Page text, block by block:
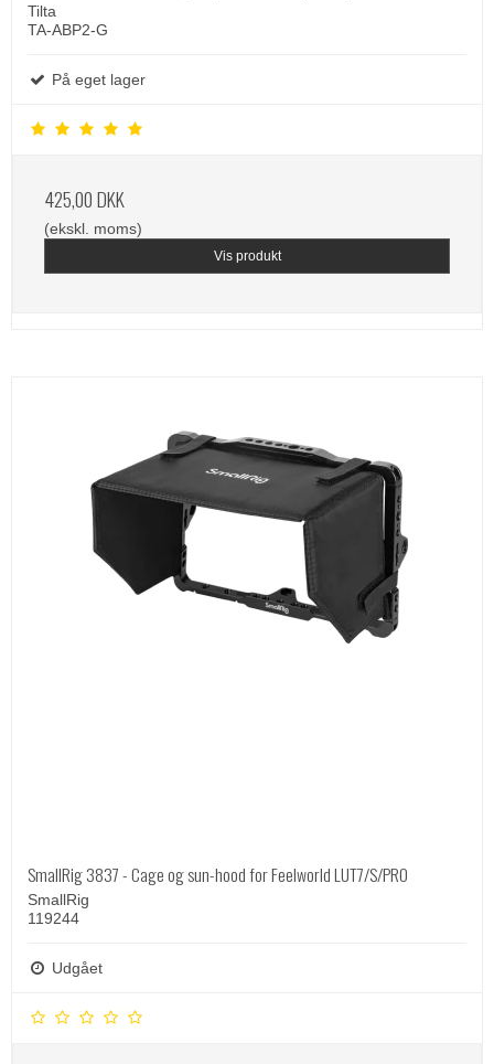
Tilta
TA-ABP2-G
På eget lager
425,00 DKK
(ekskl. moms)
Vis produkt
SmallRig 3837 - Cage og sun-hood for Feelworld LUT7/S/PRO
SmallRig
119244
Udgået